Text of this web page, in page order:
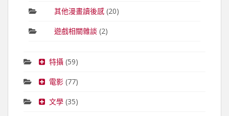
其他漫畫讀後感(20)
遊戲相關雜談 (2)
特攝(59)
電影(77)
文學(35)